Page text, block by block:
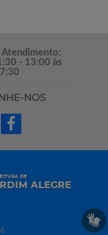
Atendimento:
- 13:00 às
NOS
DE
ALEGRE